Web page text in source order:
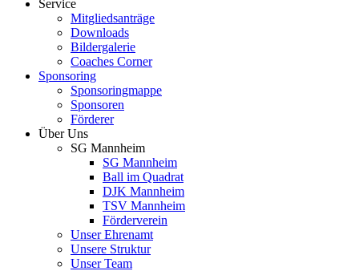
Service
Mitgliedsanträge
Downloads
Bildergalerie
Coaches Corner
Sponsoring
Sponsoringmappe
Sponsoren
Förderer
Über Uns
SG Mannheim
SG Mannheim
Ball im Quadrat
DJK Mannheim
TSV Mannheim
Förderverein
Unser Ehrenamt
Unsere Struktur
Unser Team